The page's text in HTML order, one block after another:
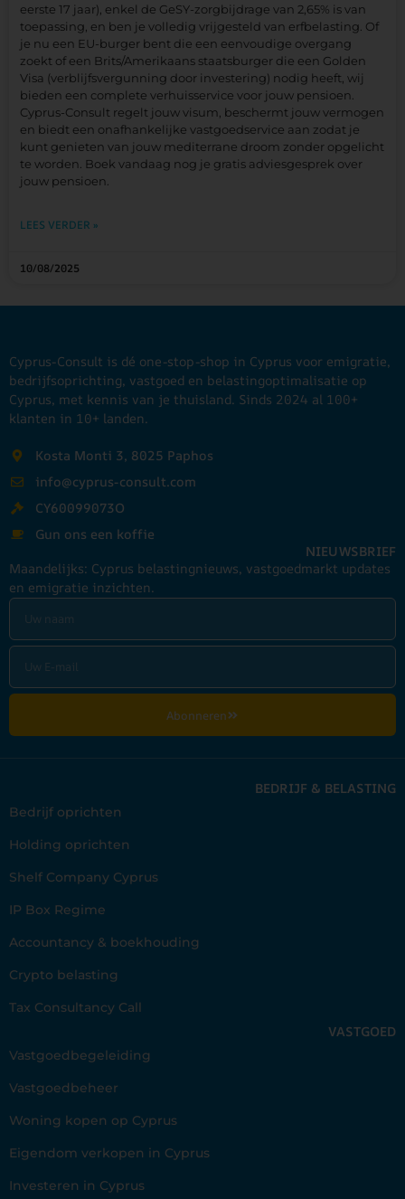
eerste 17 jaar), enkel de GeSY-zorgbijdrage van 2,65% is van
toepassing, en ben je volledig vrijgesteld van erfbelasting. Of
je nu een EU-burger bent die een eenvoudige overgang
zoekt of een Brits/Amerikaans staatsburger die een Golden
Visa (verblijfsvergunning door investering) nodig heeft, wij
bieden een complete verhuisservice voor jouw pensioen.
Cyprus-Consult regelt jouw visum, beschermt jouw vermogen
en biedt een onafhankelijke vastgoedservice aan zodat je
kunt genieten van jouw mediterrane droom zonder opgelicht
te worden. Boek vandaag nog je gratis adviesgesprek over
jouw pensioen.
LEES VERDER »
10/08/2025
Cyprus-Consult is dé one-stop-shop in Cyprus voor emigratie,
bedrijfsoprichting, vastgoed en belastingoptimalisatie op
Cyprus, met kennis van je thuisland. Sinds 2024 al 100+
klanten in 10+ landen.
Kosta Monti 3, 8025 Paphos
info@cyprus-consult.com
CY60099073O
Gun ons een koffie
NIEUWSBRIEF
Maandelijks: Cyprus belastingnieuws, vastgoedmarkt updates
en emigratie inzichten.
Abonneren
BEDRIJF & BELASTING
Bedrijf oprichten
Holding oprichten
Shelf Company Cyprus
IP Box Regime
Accountancy & boekhouding
Crypto belasting
Tax Consultancy Call
VASTGOED
Vastgoedbegeleiding
Vastgoedbeheer
Woning kopen op Cyprus
Eigendom verkopen in Cyprus
Investeren in Cyprus